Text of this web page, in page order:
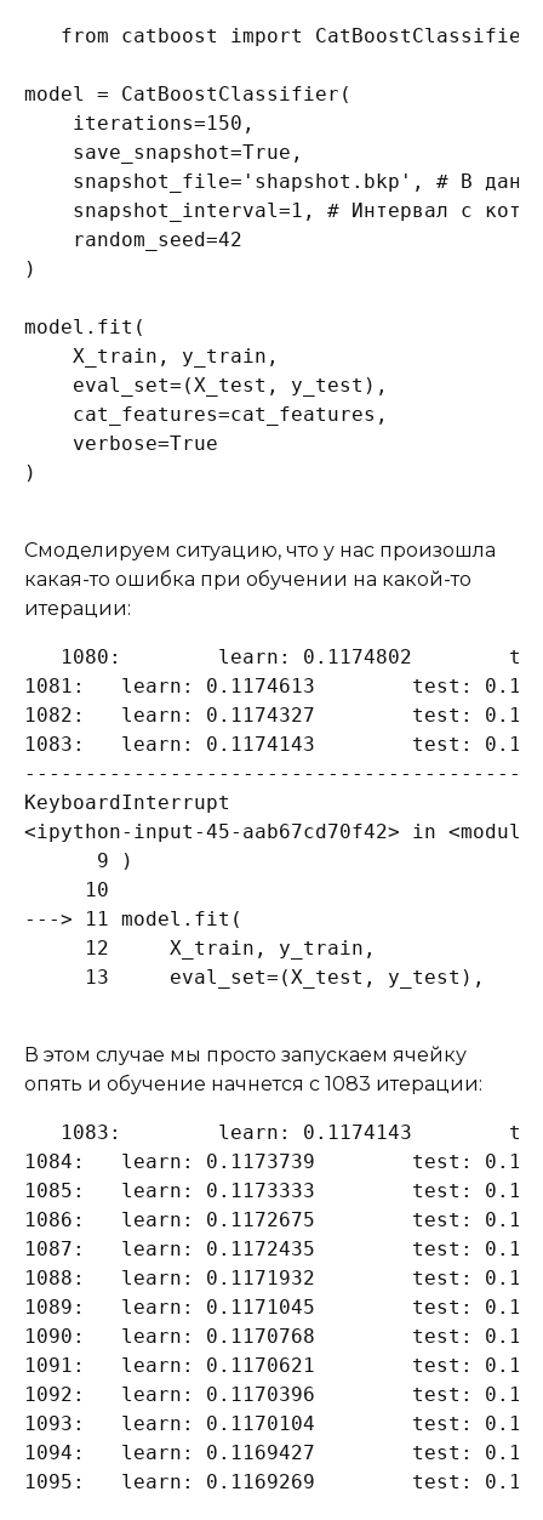
from catboost import CatBoostClassifier
model = CatBoostClassifier(
    iterations=150,
    save_snapshot=True,
snapshot_file='shapshot.bkp', # В
snapshot_interval=1, # Интервал с
    random_seed=42
)
model.fit(
    X_train, y_train,
    eval_set=(X_test, y_test),
    cat_features=cat_features,
    verbose=True
)
Смоделируем ситуацию, что у нас произошла
какая-то ошибка при обучении на какой-то
итерации:
1080:	learn: 0.1174802	test: 0.1512820	best: 0.1506310 (585)	total: 16.3s	remaining: 13.9s
1081:	learn: 0.1174613	test: 0.1512905	best: 0.1506310 (585)	total: 16.3s	remaining: 13.8s
1082:	learn: 0.1174327	test: 0.1512617	best: 0.1506310 (585)	total: 16.3s	remaining: 13.8s
1083:	learn: 0.1174143	test: 0.1512679	best: 0.1506310 (585)	total: 16.3s	remaining: 13.8s
KeyboardInterrupt
<ipython-input-45-aab67cd70f42> in
      9 )
     10
---> 11 model.fit(
     12     X_train, y_train,
     13     eval_set=(X_test, y_test),
В этом случае мы просто запускаем ячейку
опять и обучение начнется с 1083 итерации:
1083:	learn: 0.1174143	test: 0.1512679	best: 0.1506310 (585)	total: 16.3s	remaining: 14.1s
1084:	learn: 0.1173739	test: 0.1512903	best: 0.1506310 (585)	total: 16.3s	remaining: 14.1s
1085:	learn: 0.1173333	test: 0.1512818	best: 0.1506310 (585)	total: 16.4s	remaining: 14s
1086:	learn: 0.1172675	test: 0.1512872	best: 0.1506310 (585)	total: 16.4s	remaining: 14.1s
1087:	learn: 0.1172435	test: 0.1512959	best: 0.1506310 (585)	total: 16.4s	remaining: 14.1s
1088:	learn: 0.1171932	test: 0.1512984	best: 0.1506310 (585)	total: 16.4s	remaining: 14.1s
1089:	learn: 0.1171045	test: 0.1513513	best: 0.1506310 (585)	total: 16.4s	remaining: 14s
1090:	learn: 0.1170768	test: 0.1513511	best: 0.1506310 (585)	total: 16.4s	remaining: 14s
1091:	learn: 0.1170621	test: 0.1513434	best: 0.1506310 (585)	total: 16.5s	remaining: 14s
1092:	learn: 0.1170396	test: 0.1513455	best: 0.1506310 (585)	total: 16.5s	remaining: 14s
1093:	learn: 0.1170104	test: 0.1513388	best: 0.1506310 (585)	total: 16.5s	remaining: 14s
1094:	learn: 0.1169427	test: 0.1513257	best: 0.1506310 (585)	total: 16.5s	remaining: 14s